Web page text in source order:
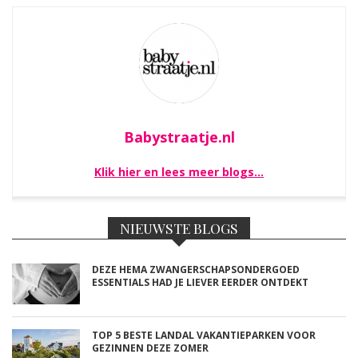
Babystraatje.nl
Klik hier en lees meer blogs…
NIEUWSTE BLOGS
DEZE HEMA ZWANGERSCHAPSONDERGOED
ESSENTIALS HAD JE LIEVER EERDER ONTDEKT
TOP 5 BESTE LANDAL VAKANTIEPARKEN VOOR
GEZINNEN DEZE ZOMER